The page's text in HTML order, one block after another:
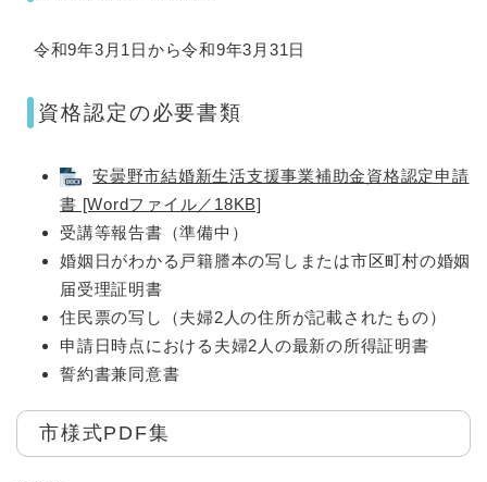
令和9年3月1日から令和9年3月31日
資格認定の必要書類
安曇野市結婚新生活支援事業補助金資格認定申請
書 [Wordファイル／18KB]
受講等報告書（準備中）
婚姻日がわかる戸籍謄本の写しまたは市区町村の婚姻
届受理証明書
住民票の写し（夫婦2人の住所が記載されたもの）
申請日時点における夫婦2人の最新の所得証明書
誓約書兼同意書
市様式PDF集